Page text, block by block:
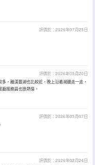
評價於：2026年07月25日
評價於：2026年05月20日
，離漢豐湖也比較近，晚上沿着湖邊走一走，
服務員也很熱情。
評價於：2026年05月07日
評價於：2026年02月24日